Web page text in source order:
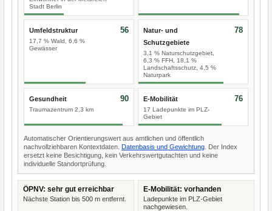
Stadt Berlin
Umfeldstruktur
17,7 % Wald, 6,6 %
Gewässer
56
Natur- und
Schutzgebiete
3,1 % Naturschutzgebiet,
6,3 % FFH, 18,1 %
Landschaftsschutz, 4,5 %
Naturpark
78
Gesundheit
Traumazentrum 2,3 km
90 E-Mobilität
17 Ladepunkte im PLZ-
Gebiet
76
Automatischer Orientierungswert aus amtlichen und öffentlich
nachvollziehbaren Kontextdaten. Datenbasis und Gewichtung . Der Index
ersetzt keine Besichtigung, kein Verkehrswertgutachten und keine
individuelle Standortprüfung.
ÖPNV: sehr gut erreichbar
Nächste Station bis 500 m entfernt.
E-Mobilität: vorhanden
Ladepunkte im PLZ-Gebiet
nachgewiesen.